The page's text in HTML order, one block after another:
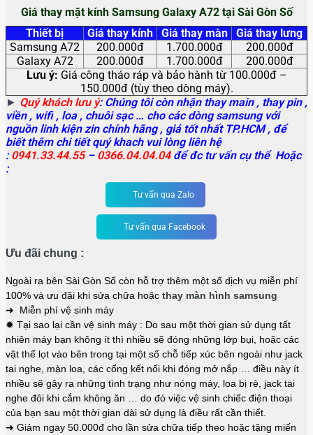
Giá thay mặt kính Samsung Galaxy A72 tại Sài Gòn Số
Thiết bị
Giá thay kính Giá thay màn
Giá thay lưng
Samsung A72
200.000đ 1.700.000đ
200.000đ
Galaxy A72
200.000đ 1.700.000đ
200.000đ
Lưu ý: Giá công tháo ráp và bảo hành từ 100.000đ –
150.000đ (tùy theo dòng máy).
► Quý khách lưu ý: Chúng tôi còn nhận thay main, thay pin ,
viền , wifi , loa , chuôi sạc … cho các dòng samsung với
nguồn linh kiện zin chính hãng , giá tốt nhất TP.HCM , để
biết thêm chi tiết quý khach vui lòng liên hệ
:0941.33.44.55– 0366.04.04.04để đc tư vấn cụ thể Hoặc
:
Tư vấn qua Zalo
Tư vấn qua Facebook
Ưu đãi chung :
Ngoài ra bên Sài Gòn Số còn hỗ trợ thêm một số dịch vụ miễn phí
100% và ưu đãi khi sửa chữa hoặc thay màn hình samsung
➜ Miễn phí vệ sinh máy
✹ Tại sao lại cần vệ sinh máy : Do sau một thời gian sử dụng tất
nhiên máy bạn không ít thì nhiều sẽ đóng những lớp bụi, hoặc các
vật thể lọt vào bên trong tại một số chỗ tiếp xúc bên ngoài như jack
tai nghe, màn loa, các cổng kết nối khi đóng mở nắp … điều này ít
nhiều sẽ gây ra những tình trạng như nóng máy, loa bị rè, jack tai
nghe đôi khi cắm không ăn … do đó việc vệ sinh chiếc điện thoại
của bạn sau một thời gian dài sử dụng là điều rất cần thiết.
➜ Giảm ngay 50.000đ cho lần sửa chữa tiếp theo hoặc tặng miến